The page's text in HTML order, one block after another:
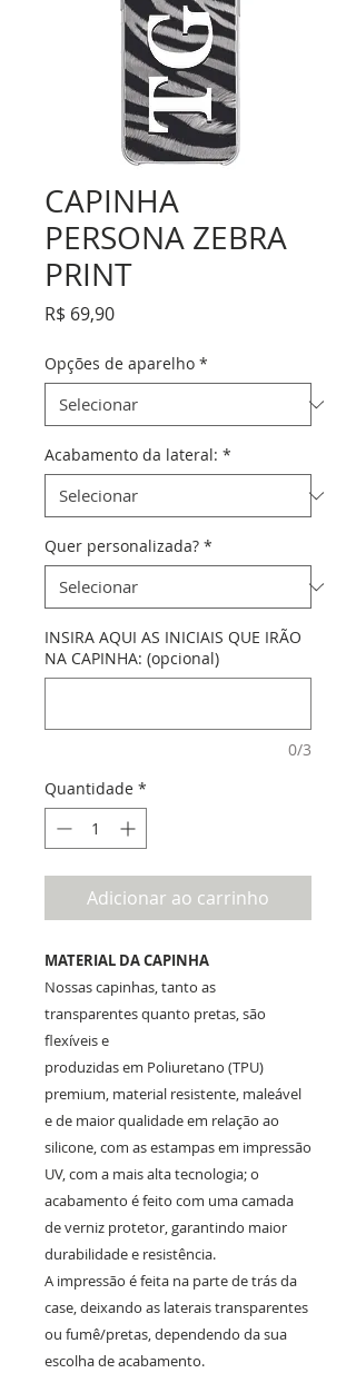
CAPINHA
PERSONA ZEBRA
PRINT
R$ 69,90Preço
Opções de aparelho *
Acabamento da lateral: *
Quer personalizada? *
INSIRA AQUI AS INICIAIS QUE IRÃO
NA CAPINHA: (opcional)
0/3
Quantidade *
Adicionar ao carrinho
MATERIAL DA CAPINHA
Nossas capinhas, tanto as
transparentes quanto pretas, são
flexíveis e
produzidas em Poliuretano (TPU)
premium, material resistente, maleável
e de maior qualidade em relação ao
silicone, com as estampas em impressão
UV, com a mais alta tecnologia; o
acabamento é feito com uma camada
de verniz protetor, garantindo maior
durabilidade e resistência.
A impressão é feita na parte de trás da
case, deixando as laterais transparentes
ou fumê/pretas, dependendo da sua
escolha de acabamento.